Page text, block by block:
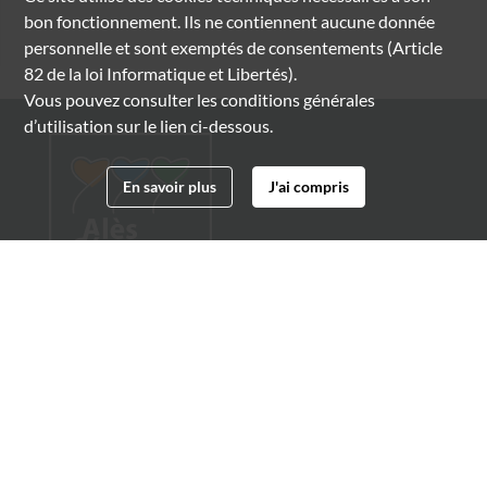
bon fonctionnement. Ils ne contiennent aucune donnée
personnelle et sont exemptés de consentements (Article
82 de la loi Informatique et Libertés).
Vous pouvez consulter les conditions générales
d’utilisation sur le lien ci-dessous.
En savoir plus J'ai compris